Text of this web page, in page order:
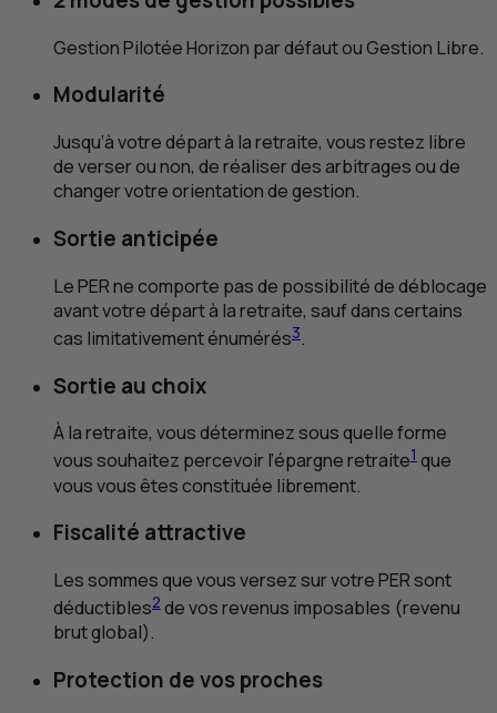
Gestion Pilotée Horizon par défaut ou Gestion Libre.
Modularité
Jusqu’à votre départ à la retraite, vous restez libre
de verser ou non, de réaliser des arbitrages ou de
changer votre orientation de gestion.
Sortie anticipée
LePERne comporte pas de possibilité de déblocage
avant votre départ à la retraite, sauf dans certains
cas limitativement énumérés3.
Sortie au choix
À la retraite, vous déterminez sous quelle forme
vous souhaitez percevoir l’épargne retraite1 que
vous vous êtes constituée librement.
Fiscalité attractive
Les sommes que vous versez sur votrePERsont
déductibles2 de vos revenus imposables (revenu
brut global).
Protection de vos proches